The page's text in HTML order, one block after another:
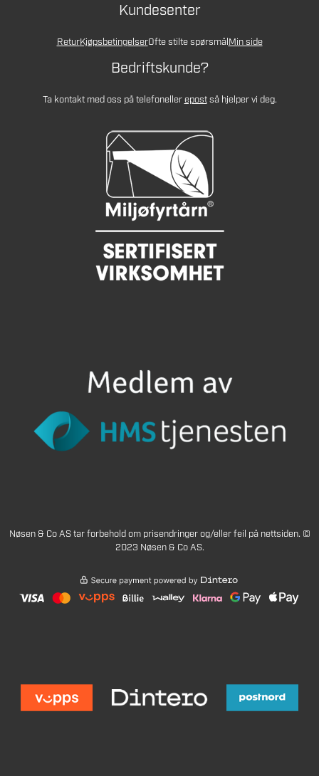
Kundesenter
ReturKjøpsbetingelserOfte stilte spørsmålMin side
Bedriftskunde?
Ta kontakt med oss på telefonellerepostså hjelper vi deg.
Nøsen & Co AS tar forbehold om prisendringer og/eller feil på nettsiden. ©
2023 Nøsen & Co AS.